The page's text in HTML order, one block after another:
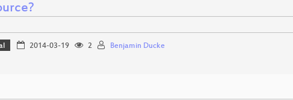
2014-03-19 2 Benjamin Ducke